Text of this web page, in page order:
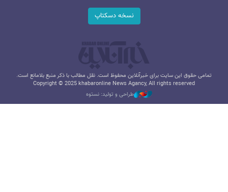
نسخه دسکتاپ
تمامی حقوق این سایت برای خبرآنلاین محفوظ است. نقل مطالب با ذکر منبع بلامانع است.
Copyright © 2025 khabaronline News Agancy, All rights reserved
طراحی و تولید: نستوه